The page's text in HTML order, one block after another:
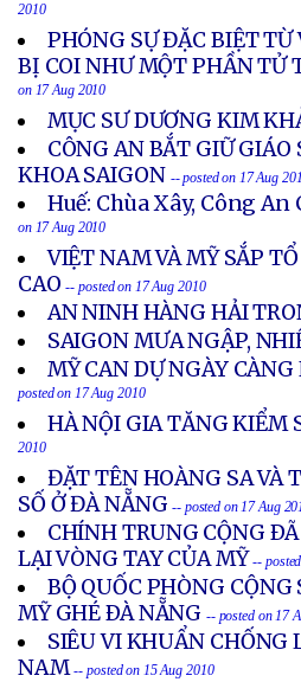
2010
PHÓNG SỰ ĐẶC BIỆT
BỊ COI NHƯ MỘT PHẦN TỬ
on 17 Aug 2010
MỤC SƯ DƯƠNG KIM
CÔNG AN BẮT GIỮ
KHOA SAIGON -- posted on 17 Aug
Huế: Chùa Xây, Công
on 17 Aug 2010
VIỆT NAM VÀ MỸ SẮP
CAO-- posted on 17 Aug 2010
AN NINH HÀNG HẢI
SAIGON MƯA NGẬP,
MỸ CAN DỰ NGÀY
posted on 17 Aug 2010
HÀ NỘI GIA TĂNG KIỂM
2010
ĐẶT TÊN HOÀNG SA VÀ
SỐ Ở ĐÀ NẴNG -- posted on 17 Aug
CHÍNH TRUNG CỘNG
LẠI VÒNG TAY CỦA MỸ --
BỘ QUỐC PHÒNG
MỸ GHÉ ÐÀ NẴNG -- posted on 17
SIÊU VI KHUẨN CHỐNG
NAM-- posted on 15 Aug 2010